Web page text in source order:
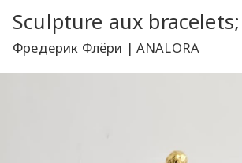
Sculpture aux
Фредерик Флёри | ANALORA